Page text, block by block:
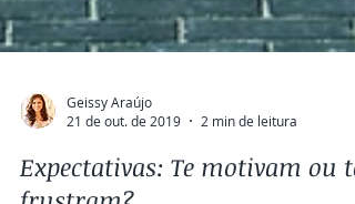
Geissy Araújo
21 de out. de 2019
2 min de leitura